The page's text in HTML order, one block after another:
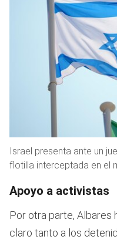
Israel presenta ante un
flotilla interceptada en el
Apoyo a activistas
Por otra parte, Albares
claro tanto a los